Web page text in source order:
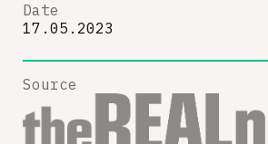
Date
17.05.2023
Source